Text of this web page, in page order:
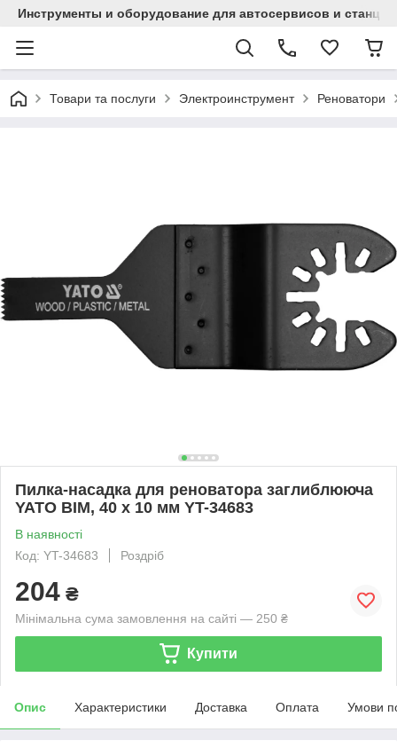
Инструменты и оборудование для автосервисов и
Товари та послуги Электроинструмент Реноватори
Пилка-насадка для реноватора заглиблююча
YATO BIM, 40 х 10 мм YT-34683
В наявності
Код: YT-34683
Роздріб
204 ₴
Мінімальна сума замовлення на сайті — 250 ₴
Купити
Опис Характеристики Доставка Оплата Умови